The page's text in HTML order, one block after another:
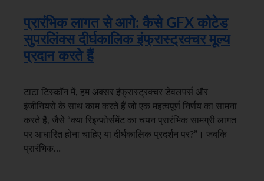
प्रारंभिक लागत से आगे: कैसे GFX कोटेड
सुपरलिंक्स दीर्घकालिक इंफ्रास्ट्रक्चर मूल्य
प्रदान करते हैं
टाटा टिस्कॉन में, हम अक्सर इंफ्रास्ट्रक्चर डेवलपर्स और
इंजीनियरों के साथ काम करते हैं जो एक महत्वपूर्ण निर्णय का सामना
करते हैं, जैसे “क्या रिइन्फोर्समेंट का चयन प्रारंभिक सामग्री लागत
पर आधारित होना चाहिए या दीर्घकालिक प्रदर्शन पर?”। जबकि
प्रारंभिक…